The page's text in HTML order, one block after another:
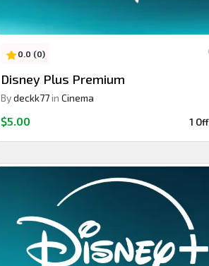
0.0 (0)
Disney Plus Premium
Bydeckk77in Cinema
$5.00 1